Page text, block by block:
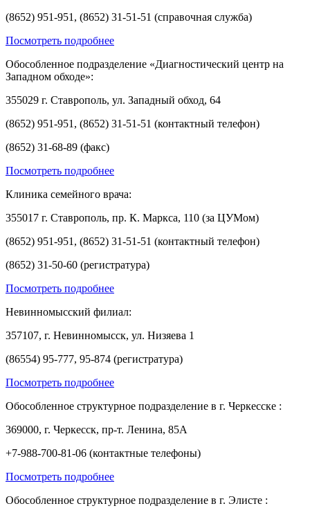
(8652) 951-951, (8652) 31-51-51 (справочная служба)
Посмотреть подробнее
Обособленное подразделение «Диагностический центр на
Западном обходе»:
355029 г. Ставрополь, ул. Западный обход, 64
(8652) 951-951, (8652) 31-51-51 (контактный телефон)
(8652) 31-68-89 (факс)
Посмотреть подробнее
Клиника семейного врача:
355017 г. Ставрополь, пр. К. Маркса, 110 (за ЦУМом)
(8652) 951-951, (8652) 31-51-51 (контактный телефон)
(8652) 31-50-60 (регистратура)
Посмотреть подробнее
Невинномысский филиал:
357107, г. Невинномысск, ул. Низяева 1
(86554) 95-777, 95-874 (регистратура)
Посмотреть подробнее
Обособленное структурное подразделение в г. Черкесске :
369000, г. Черкесск, пр-т. Ленина, 85А
+7-988-700-81-06 (контактные телефоны)
Посмотреть подробнее
Обособленное структурное подразделение в г. Элисте :